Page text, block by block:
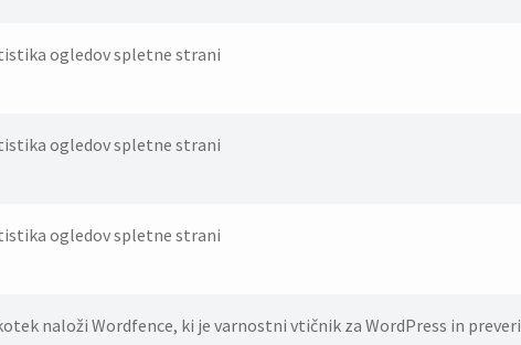
ogledov spletne strani
ogledov spletne strani
ogledov spletne strani
naloži Wordfence, ki je varnostni vtičnik za WordPress in preveri